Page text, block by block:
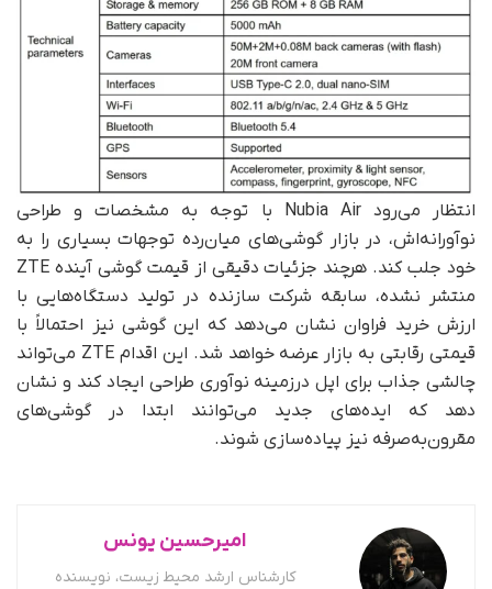
انتظار می‌رود Nubia Air با توجه به مشخصات و طراحی
نوآورانه‌اش، در بازار گوشی‌های میان‌رده توجهات بسیاری را به
خود جلب کند. هرچند جزئیات دقیقی از قیمت گوشی آینده ZTE
منتشر نشده، سابقه شرکت سازنده در تولید دستگاه‌هایی با
ارزش خرید فراوان نشان می‌دهد که این گوشی نیز احتمالاً با
قیمتی رقابتی به بازار عرضه خواهد شد. این اقدام ZTE می‌تواند
چالشی جذاب برای اپل درزمینه نوآوری طراحی ایجاد کند و نشان
دهد که ایده‌های جدید می‌توانند ابتدا در گوشی‌های
مقرون‌به‌صرفه نیز پیاده‌سازی شوند.
امیرحسین یونس
کارشناس ارشد محیط زیست، نویسنده